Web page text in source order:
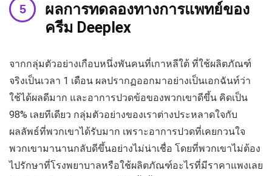
ผลการทดลองทางการแพทย์ของ
ครีม Deeplex
จากกลุ่มตัวอย่างเกือบหนึ่งพันคนที่เกาหลีใต้ ที่ใช้ผลิตภัณฑ์
จริงเป็นเวลา 1 เดือน ผลปรากฏออกมาอย่างเป็นเอกฉันท์ว่า
ใช้ได้ผลดีมาก และอาการปวดข้อของพวกเขาดีขึ้น คิดเป็น
98% เลยทีเดียว กลุ่มตัวอย่างของเราต่างประหลาดใจกับ
ผลลัพธ์ที่พวกเขาได้รับมาก เพราะอาการปวดที่เคยกวนใจ
พวกเขามานานกลับดีขึ้นอย่างไม่น่าเชื่อ โดยที่พวกเขาไม่ต้อง
ไปรักษาที่โรงพยาบาลหรือใช้ผลิตภัณฑ์อะไรที่มีราคาแพงเลย